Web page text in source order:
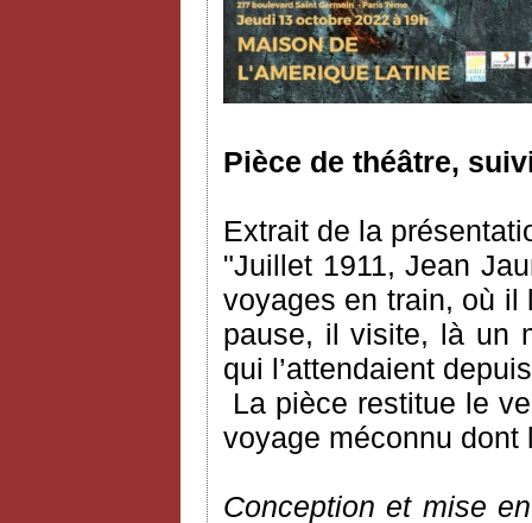
Pièce de théâtre,
Extrait de la
"Juillet 1911, Jean
voyages en train, où il
pause, il visite, là un
qui l’attendaient
La pièce restitue le
voyage méconnu dont
Conception et mise